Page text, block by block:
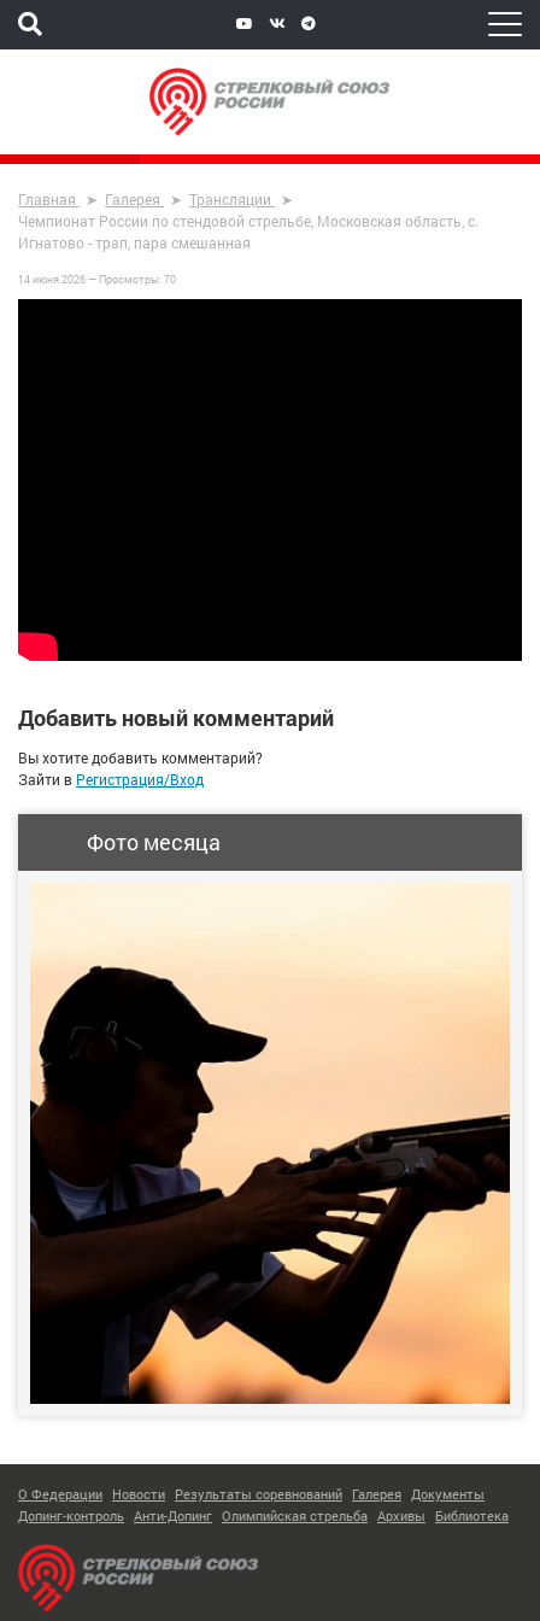
Главная Галерея
Трансляции
Чемпионат России по стендовой стрельбе, Московская область, с.
Игнатово - трап, пара смешанная
14 июня 2026 — Просмотры:70
Добавить новый комментарий
Вы хотите добавить комментарий?
Зайти в Регистрация/Вход
Фото месяца
О Федерации Новости Результаты соревнований Галерея Документы
Допинг-контроль Анти-Допинг Олимпийская стрельба Архивы Библиотека